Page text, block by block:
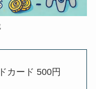
カード 500円